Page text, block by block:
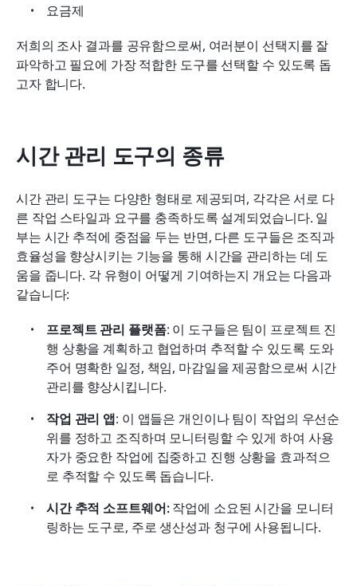
요금제
저희의 조사 결과를 공유함으로써, 여러분이 선택지를 잘
파악하고 필요에 가장 적합한 도구를 선택할 수 있도록 돕
고자 합니다.
시간 관리 도구의 종류
시간 관리 도구는 다양한 형태로 제공되며, 각각은 서로 다
른 작업 스타일과 요구를 충족하도록 설계되었습니다. 일
부는 시간 추적에 중점을 두는 반면, 다른 도구들은 조직과
효율성을 향상시키는 기능을 통해 시간을 관리하는 데 도
움을 줍니다. 각 유형이 어떻게 기여하는지 개요는 다음과
같습니다:
프로젝트 관리 플랫폼: 이 도구들은 팀이 프로젝트 진
행 상황을 계획하고 협업하며 추적할 수 있도록 도와
주어 명확한 일정, 책임, 마감일을 제공함으로써 시간
관리를 향상시킵니다.
작업 관리 앱: 이 앱들은 개인이나 팀이 작업의 우선순
위를 정하고 조직하며 모니터링할 수 있게 하여 사용
자가 중요한 작업에 집중하고 진행 상황을 효과적으
로 추적할 수 있도록 돕습니다.
시간 추적 소프트웨어: 작업에 소요된 시간을 모니터
링하는 도구로, 주로 생산성과 청구에 사용됩니다.